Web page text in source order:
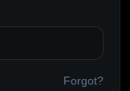
Forgot?